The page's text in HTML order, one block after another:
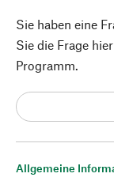
Allgemeine
Sie haben eine
Sie die Frage
Programm.